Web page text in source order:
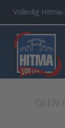
Volledig